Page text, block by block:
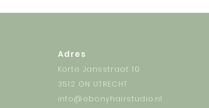
Adres
Korte Jansstraat 10
3512 GN UTRECHT
info@ebonyhairstudio.nl